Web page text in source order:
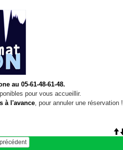
au 05-61-48-61-48.
pour vous accueillir.
à l'avance, pour annuler une réservation !
précédent